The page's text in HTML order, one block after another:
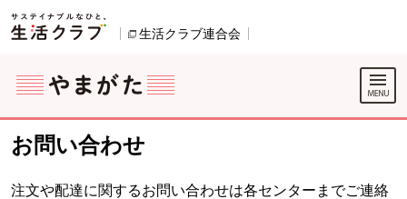
ページの先頭です。
生活クラブ連合会
ここからサイト内共通メニューです。
サイト内共通メニューをスキップする
サイト内共通メニューここまで。
お問い合わせ
注文や配達に関するお問い合わせは各センターまでご連絡